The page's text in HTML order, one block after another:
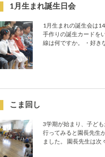
1月生まれ誕生日会
1月生まれの誕生会は
手作りの誕生カードを
線は何ですか。 ・好き
こま回し
3学期が始まり、子ど
行ってみると園長先生
ました。 園長先生は